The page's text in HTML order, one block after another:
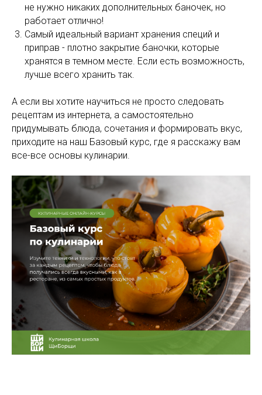
не нужно никаких дополнительных баночек, но
работает отлично!
Самый идеальный вариант хранения специй и
приправ - плотно закрытие баночки, которые
хранятся в темном месте. Если есть возможность,
лучше всего хранить так.
А если вы хотите научиться не просто следовать
рецептам из интернета, а самостоятельно
придумывать блюда, сочетания и формировать вкус,
приходите на наш Базовый курс, где я расскажу вам
все-все основы кулинарии.